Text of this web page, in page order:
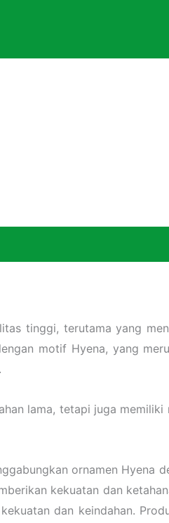
tinggi, terutama yang
motif Hyena, yang
lama, tetapi juga memiliki
ornamen Hyena
kekuatan dan
dan keindahan.